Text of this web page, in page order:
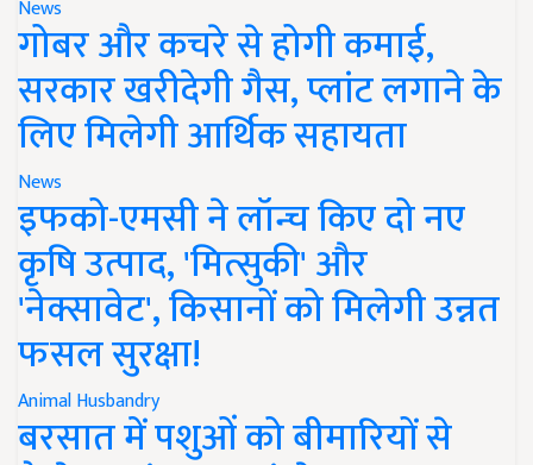
News
गोबर और कचरे से होगी कमाई,
सरकार खरीदेगी गैस, प्लांट लगाने के
लिए मिलेगी आर्थिक सहायता
News
इफको-एमसी ने लॉन्च किए दो नए
कृषि उत्पाद, 'मित्सुकी' और
'नेक्सावेट', किसानों को मिलेगी उन्नत
फसल सुरक्षा!
Animal Husbandry
बरसात में पशुओं को बीमारियों से